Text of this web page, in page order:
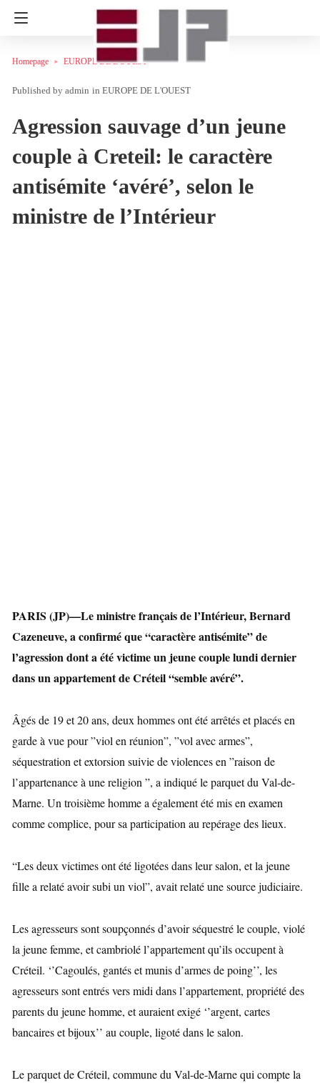
Homepage EUROPE DE L'OUEST
admin in EUROPE DE L'OUEST
Agression sauvage d’un jeune
couple à Creteil: le caractère
antisémite ‘avéré’, selon le
ministre de l’Intérieur
PARIS (JP)—Le ministre français de l’Intérieur, Bernard
Cazeneuve, a confirmé que “caractère antisémite” de
l’agression dont a été victime un jeune couple lundi dernier
dans un appartement de Créteil “semble avéré”.
Âgés de 19 et 20 ans, deux hommes ont été arrêtés et placés en
garde à vue pour ”viol en réunion”, ”vol avec armes”,
séquestration et extorsion suivie de violences en ”raison de
l’appartenance à une religion ”, a indiqué le parquet du Val-de-
Marne. Un troisième homme a également été mis en examen
comme complice, pour sa participation au repérage des lieux.
“Les deux victimes ont été ligotées dans leur salon, et la jeune
fille a relaté avoir subi un viol”, avait relaté une source judiciaire.
Les agresseurs sont soupçonnés d’avoir séquestré le couple, violé
la jeune femme, et cambriolé l’appartement qu’ils occupent à
Créteil. ‘’Cagoulés, gantés et munis d’armes de poing’’, les
agresseurs sont entrés vers midi dans l’appartement, propriété des
parents du jeune homme, et auraient exigé ‘’argent, cartes
bancaires et bijoux’’ au couple, ligoté dans le salon.
Le parquet de Créteil, commune du Val-de-Marne qui compte la